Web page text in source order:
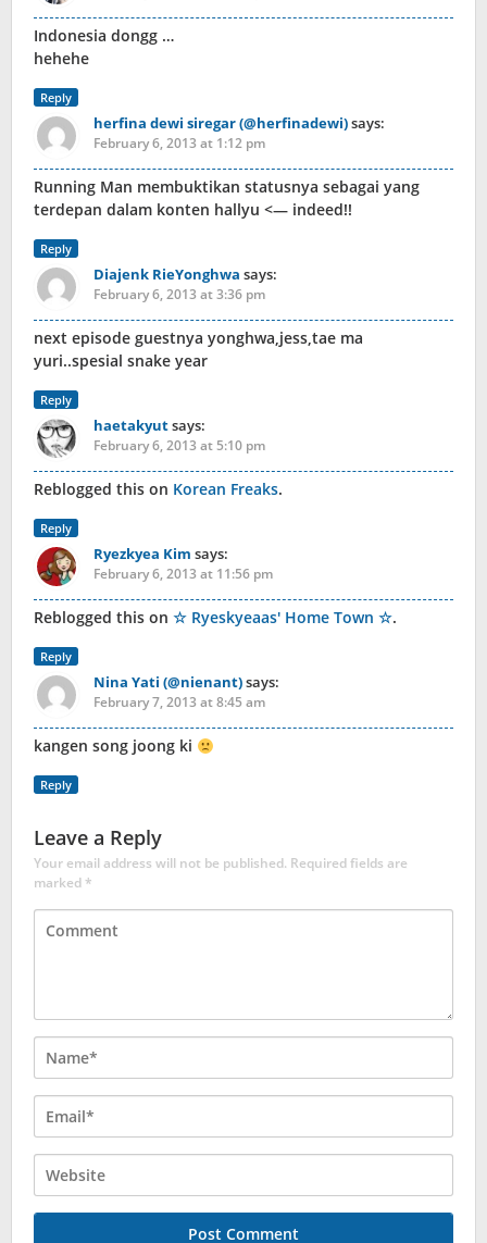
Indonesia dongg …
hehehe
Reply
herfina dewi siregar (@herfinadewi)says:
February 6, 2013 at 1:12 pm
Running Man membuktikan statusnya sebagai yang
terdepan dalam konten hallyu <— indeed!!
Reply
Diajenk RieYonghwa says:
February 6, 2013 at 3:36 pm
next episode guestnya yonghwa,jess,tae ma
yuri..spesial snake year
Reply
haetakyutsays:
February 6, 2013 at 5:10 pm
Reblogged this on Korean Freaks.
Reply
Ryezkyea Kim says:
February 6, 2013 at 11:56 pm
Reblogged this on ☆ Ryeskyeaas' Home Town ☆.
Reply
Nina Yati (@nienant)says:
February 7, 2013 at 8:45 am
kangen song joong ki
Reply
Leave a Reply
Your email address will not be published. Required fields are
marked*